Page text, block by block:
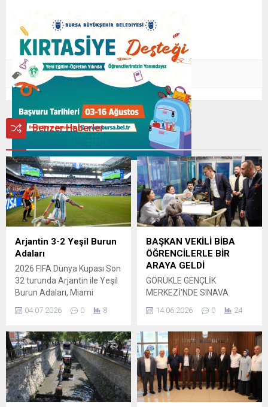
Başkan,Bursa,Hak,İfade Meclis
Benzer Haberler
Arjantin 3-2 Yeşil Burun
Adaları
2026 FIFA Dünya Kupası Son
32 turunda Arjantin ile Yeşil
Burun Adaları, Miami
Stadyumu’nda karşılaştı.
Karşılaşma ilk yarıda Lionel
golüyle Arjantin’in 1-0
üstünlüğüyle tamamlandı.
İkinci yarıda Yeşil Burun
Adaları, 59. dakikada
Duarte’nin golüyle skoru
eşitledi ve normal süre 1-1
04.07.2026 0 8
BAŞKAN VEKİLİ BİBA
ÖĞRENCİLERLE BİR
ARAYA GELDİ
GÖRÜKLE GENÇLİK
MERKEZİ’NDE SINAVA
HAZIRLANAN ÖĞRENCİLERİ
ZİYARET EDEN BAŞKAN
GENÇLERE BAŞARILAR
DİLEDİ. Ülkemizin yarınları
olan gençlere yönelik
çalışmalarını sürdüren Bursa
Büyükşehir Belediyesi,
hayata geçirdiği projeler ve
14.06.2026 0 24